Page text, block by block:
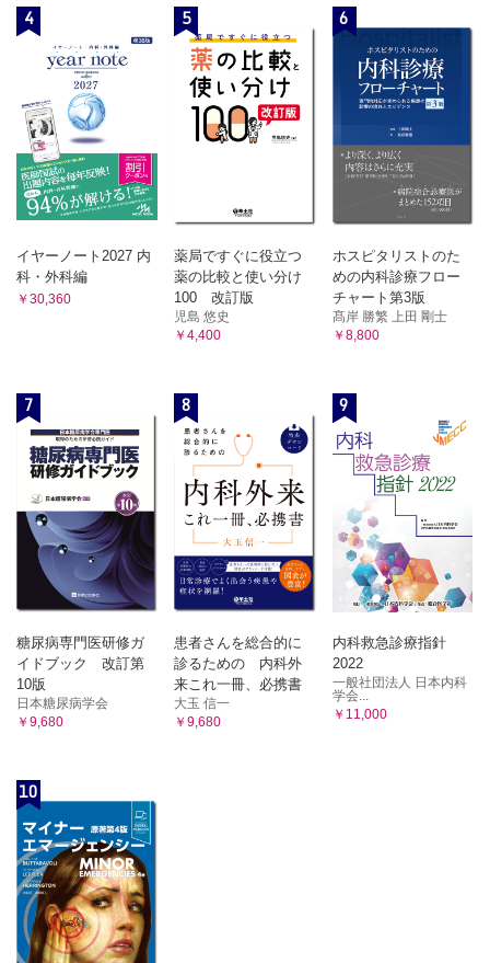
4
イヤーノート2027 内
科・外科編
￥30,360
5
薬局ですぐに役立つ
薬の比較と使い分け
100 改訂版
児島 悠史
￥4,400
6
ホスピタリストのた
めの内科診療フロー
チャート第3版
髙岸 勝繁 上田 剛士
￥8,800
7
糖尿病専門医研修ガ
イドブック 改訂第
10版
日本糖尿病学会
￥9,680
8
患者さんを総合的に
診るための 内科外
来これ一冊、必携書
大玉 信一
￥9,680
9
内科救急診療指針
2022
一般社団法人 日本内科
学会...
￥11,000
10